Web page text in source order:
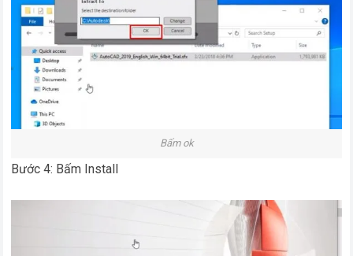
Bấm ok
Bước 4: Bấm Install